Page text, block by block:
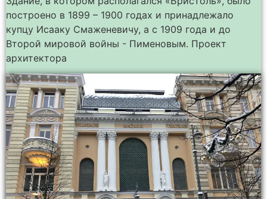
построено в 1899 – 1900 годах и принадлежало
купцу Исааку Смаженевичу, а с 1909 года и до
Второй мировой войны - Пименовым. Проект
архитектора